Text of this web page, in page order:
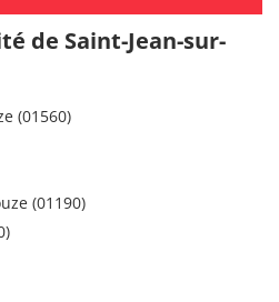
de Saint-Jean-sur-
(01560)
(01190)